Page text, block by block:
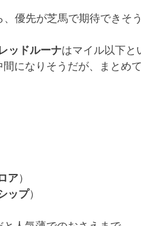
優先が芝馬で期待できそう
ッドルーナはマイル以下と
になりそうだが、まとめ
ア）
ップ）